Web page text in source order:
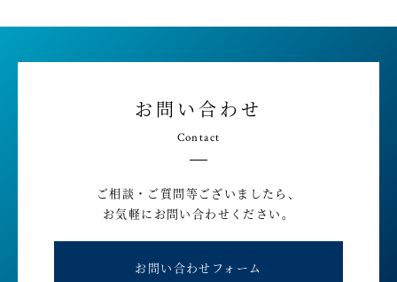
お問い合わせ
Contact
ご相談・ご質問等ございましたら、
お気軽にお問い合わせください。
お問い合わせフォーム